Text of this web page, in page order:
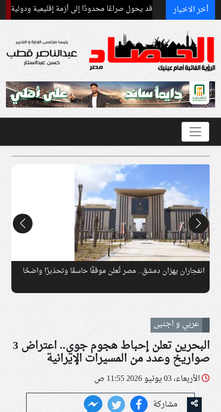
أخر الاخبار
الحروب: قد يحول صراعًا محدودًا إلى أزمة إقليمية ودولية برنامج
انفجاران يهزان دمشق.. مصر تُعلن موقفًا حاسمًا وتحذيرًا واضحًا
عربي و اجنبى
البحرين تعلن إحباط هجوم جوي.. اعتراض 3
صواريخ وعدد من المسيرات الإيرانية
الأربعاء، 03 يونيو 2026 11:55 ص
مشاركة